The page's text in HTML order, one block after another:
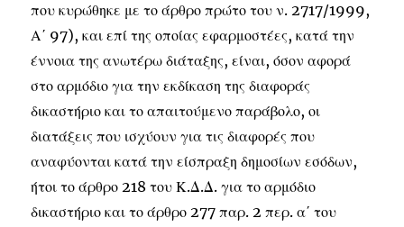
που κυρώθηκε με το άρθρο πρώτο του ν. 2717/1999,
Α΄ 97), και επί της οποίας εφαρμοστέες, κατά την
έννοια της ανωτέρω διάταξης, είναι, όσον αφορά
στο αρμόδιο για την εκδίκαση της διαφοράς
δικαστήριο και το απαιτούμενο παράβολο, οι
διατάξεις που ισχύουν για τις διαφορές που
αναφύονται κατά την είσπραξη δημοσίων εσόδων,
ήτοι το άρθρο 218 του Κ.Δ.Δ. για το αρμόδιο
δικαστήριο και το άρθρο 277 παρ. 2 περ. α΄ του